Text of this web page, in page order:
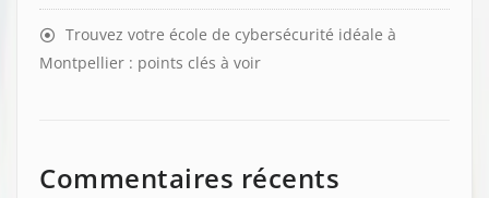
Trouvez votre école de cybersécurité idéale à
Montpellier : points clés à voir
Commentaires récents